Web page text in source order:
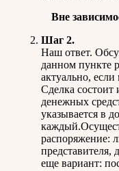
Вне
Шаг 2.
Наш ответ.
данном пункте
актуально,
Сделка состоит
денежных
указывается в
распоряжение:
представителя,
еще вариант: